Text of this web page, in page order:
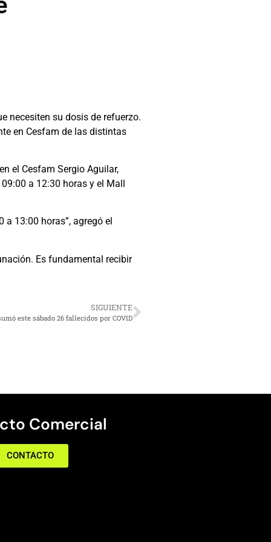
necesiten su dosis de refuerzo.
en Cesfam de las distintas
el Cesfam Sergio Aguilar,
a 12:30 horas y el Mall
13:00 horas”, agregó el
Es fundamental recibir
SIGUIENTE
este sábado 26 fallecidos por COVID
Comercial
CONTACTO